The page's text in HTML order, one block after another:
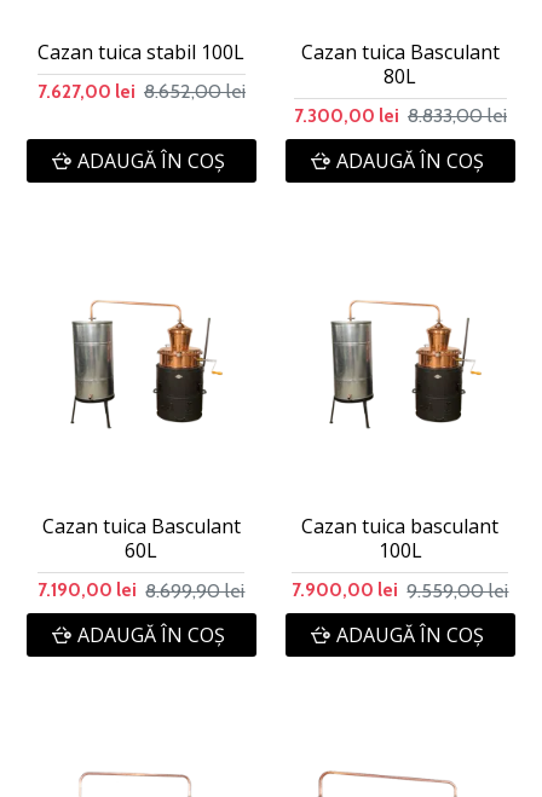
Cazan tuica stabil 100L
7.627,00 lei 8.652,00 lei
ADAUGĂ ÎN COŞ
Cazan tuica Basculant
80L
7.300,00 lei 8.833,00 lei
ADAUGĂ ÎN COŞ
Cazan tuica Basculant
60L
7.190,00 lei 8.699,90 lei
ADAUGĂ ÎN COŞ
Cazan tuica basculant
100L
7.900,00 lei 9.559,00 lei
ADAUGĂ ÎN COŞ